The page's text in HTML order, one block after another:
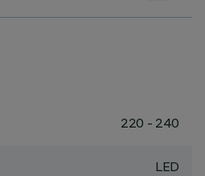
220 - 240
LED